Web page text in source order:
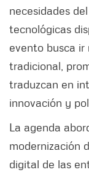
necesidades
tecnológicas
evento busca ir
tradicional,
traduzcan en
innovación y
La agenda
modernización
digital de las